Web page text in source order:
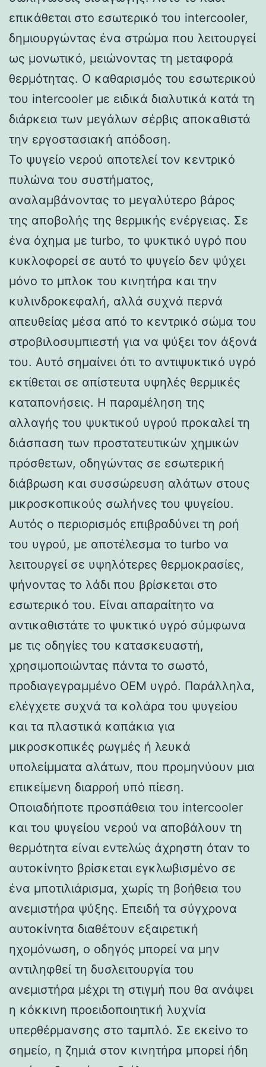
επικάθεται στο εσωτερικό του intercooler,
δημιουργώντας ένα στρώμα που λειτουργεί
ως μονωτικό, μειώνοντας τη μεταφορά
θερμότητας. Ο καθαρισμός του εσωτερικού
του intercooler με ειδικά διαλυτικά κατά τη
διάρκεια των μεγάλων σέρβις αποκαθιστά
την εργοστασιακή απόδοση.
Το ψυγείο νερού αποτελεί τον κεντρικό
πυλώνα του συστήματος,
αναλαμβάνοντας το μεγαλύτερο βάρος
της αποβολής της θερμικής ενέργειας. Σε
ένα όχημα με turbo, το ψυκτικό υγρό που
κυκλοφορεί σε αυτό το ψυγείο δεν ψύχει
μόνο το μπλοκ του κινητήρα και την
κυλινδροκεφαλή, αλλά συχνά περνά
απευθείας μέσα από το κεντρικό σώμα του
στροβιλοσυμπιεστή για να ψύξει τον άξονά
του. Αυτό σημαίνει ότι το αντιψυκτικό υγρό
εκτίθεται σε απίστευτα υψηλές θερμικές
καταπονήσεις. Η παραμέληση της
αλλαγής του ψυκτικού υγρού προκαλεί τη
διάσπαση των προστατευτικών χημικών
πρόσθετων, οδηγώντας σε εσωτερική
διάβρωση και συσσώρευση αλάτων στους
μικροσκοπικούς σωλήνες του ψυγείου.
Αυτός ο περιορισμός επιβραδύνει τη ροή
του υγρού, με αποτέλεσμα το turbo να
λειτουργεί σε υψηλότερες θερμοκρασίες,
ψήνοντας το λάδι που βρίσκεται στο
εσωτερικό του. Είναι απαραίτητο να
αντικαθιστάτε το ψυκτικό υγρό σύμφωνα
με τις οδηγίες του κατασκευαστή,
χρησιμοποιώντας πάντα το σωστό,
προδιαγεγραμμένο OEM υγρό. Παράλληλα,
ελέγχετε συχνά τα κολάρα του ψυγείου
και τα πλαστικά καπάκια για
μικροσκοπικές ρωγμές ή λευκά
υπολείμματα αλάτων, που προμηνύουν μια
επικείμενη διαρροή υπό πίεση.
Οποιαδήποτε προσπάθεια του intercooler
και του ψυγείου νερού να αποβάλουν τη
θερμότητα είναι εντελώς άχρηστη όταν το
αυτοκίνητο βρίσκεται εγκλωβισμένο σε
ένα μποτιλιάρισμα, χωρίς τη βοήθεια του
ανεμιστήρα ψύξης. Επειδή τα σύγχρονα
αυτοκίνητα διαθέτουν εξαιρετική
ηχομόνωση, ο οδηγός μπορεί να μην
αντιληφθεί τη δυσλειτουργία του
ανεμιστήρα μέχρι τη στιγμή που θα ανάψει
η κόκκινη προειδοποιητική λυχνία
υπερθέρμανσης στο ταμπλό. Σε εκείνο το
σημείο, η ζημιά στον κινητήρα μπορεί ήδη